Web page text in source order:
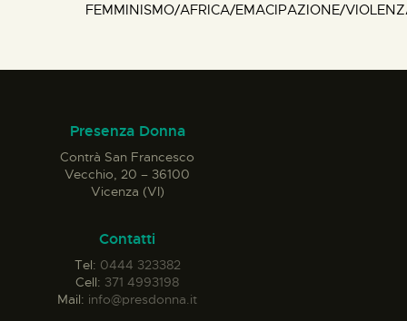
FEMMINISMO/AFRICA/EMACIPAZIONE/
Presenza Donna
Contrà San Francesco
Vecchio, 20 – 36100
Vicenza (VI)
Contatti
Tel: 0444 323382
Cell: 371 4993198
Mail: info@presdonna.it